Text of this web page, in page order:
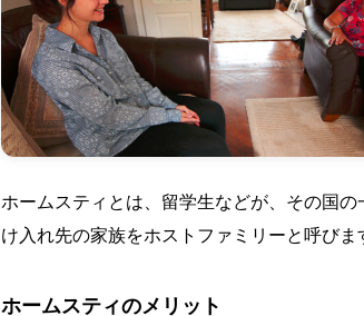
ホームスティとは、留学生などが、その国
け入れ先の家族をホストファミリーと呼び
ホームスティのメリット